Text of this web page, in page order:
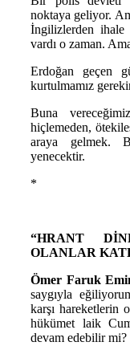
noktaya geliyor.
İngilizlerden
vardı o zaman.
Erdoğan geçen
kurtulmamız
Buna
hiçlemeden,
araya gelmek.
yenecektir.
*
“HRANT
OLANLAR
Ömer Faruk
saygıyla
karşı hareketlerin
hükümet laik
devam edebilir mi?